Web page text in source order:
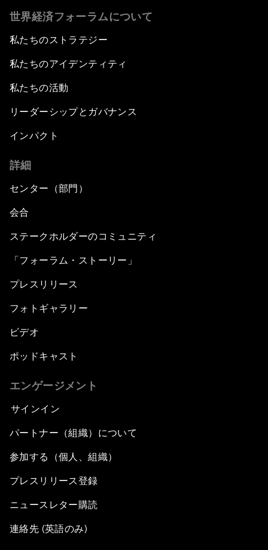
世界経済フォーラムについて
私たちのストラテジー
私たちのアイデンティティ
私たちの活動
リーダーシップとガバナンス
インパクト
詳細
センター（部門）
会合
ステークホルダーのコミュニティ
「フォーラム・ストーリー」
プレスリリース
フォトギャラリー
ビデオ
ポッドキャスト
エンゲージメント
サインイン
パートナー（組織）について
参加する（個人、組織）
プレスリリース登録
ニュースレター購読
連絡先 (英語のみ)